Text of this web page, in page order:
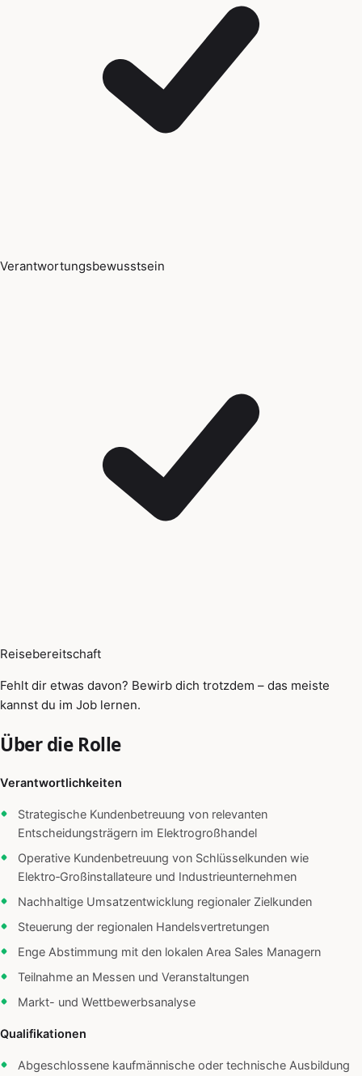
Verantwortungsbewusstsein
Reisebereitschaft
Fehlt dir etwas davon? Bewirb dich trotzdem – das meiste
kannst du im Job lernen.
Über die Rolle
Verantwortlichkeiten
Strategische Kundenbetreuung von relevanten
Entscheidungsträgern im Elektrogroßhandel
Operative Kundenbetreuung von Schlüsselkunden wie
Elektro‑Großinstallateure und Industrieunternehmen
Nachhaltige Umsatzentwicklung regionaler Zielkunden
Steuerung der regionalen Handelsvertretungen
Enge Abstimmung mit den lokalen Area Sales Managern
Teilnahme an Messen und Veranstaltungen
Markt- und Wettbewerbsanalyse
Qualifikationen
Abgeschlossene kaufmännische oder technische Ausbildung